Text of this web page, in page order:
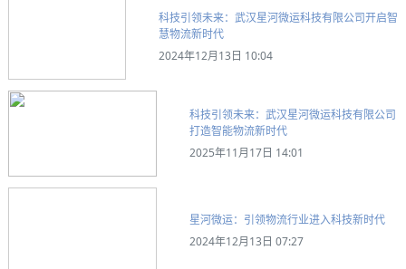
科技引领未来：武汉星河微运科技有限公司开启智
慧物流新时代
2024年12月13日 10:04
科技引领未来：武汉星河微运科技有限公司
打造智能物流新时代
2025年11月17日 14:01
星河微运：引领物流行业进入科技新时代
2024年12月13日 07:27